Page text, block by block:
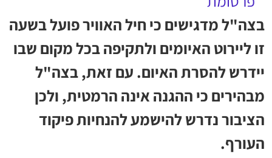
בצה"ל מדגישים כי חיל האוויר פועל בשעה
זו ליירוט האיומים ולתקיפה בכל מקום שבו
יידרש להסרת האיום. עם זאת, בצה"ל
מבהירים כי ההגנה אינה הרמטית, ולכן
הציבור נדרש להישמע להנחיות פיקוד
העורף.